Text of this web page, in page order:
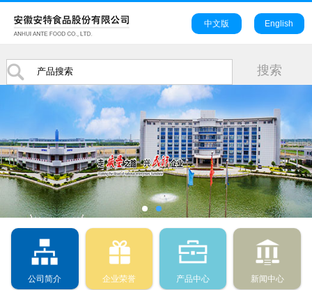
中文版 English
公司简介 企业荣誉 产品中心 新闻中心